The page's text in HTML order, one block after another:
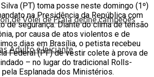
(PT) toma posse neste domingo (1º)
na Presidência da República com
de segurança. Diante do clima de tensão
por causa de atos violentos e de
dias em Brasília, o petista recebeu
Federal (PF) de vestir colete à prova de
– no lugar do tradicional Rolls-
Esplanada dos Ministérios.